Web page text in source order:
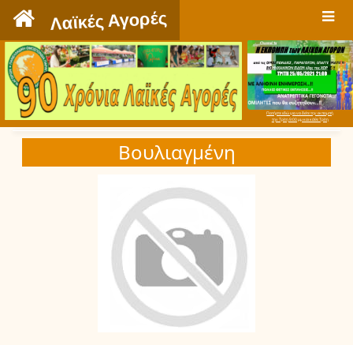
Λαϊκές Αγορές
Πατήστε εδώ για να δείτε την εκπομπή
την Τρίτη 9:00 μμ και κάθε Τρίτη
Βουλιαγμένη